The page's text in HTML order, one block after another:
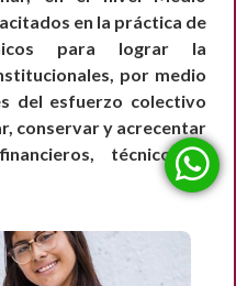
en la práctica de
para lograr la
por medio
del esfuerzo colectivo
conservar y acrecentar
técnicos y